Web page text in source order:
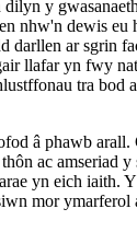
y
nhw'n dewis eu
darllen ar sgrin
llafar yn fwy
tra bod
â phawb
ac amseriad
yn eich iaith.
mor ymarferol